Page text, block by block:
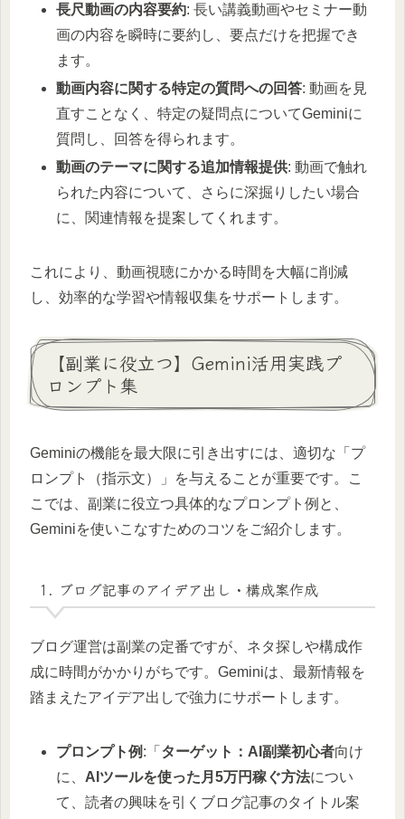
長尺動画の内容要約: 長い講義動画やセミナー動
画の内容を瞬時に要約し、要点だけを把握でき
ます。
動画内容に関する特定の質問への回答: 動画を見
直すことなく、特定の疑問点についてGeminiに
質問し、回答を得られます。
動画のテーマに関する追加情報提供: 動画で触れ
られた内容について、さらに深掘りしたい場合
に、関連情報を提案してくれます。
これにより、動画視聴にかかる時間を大幅に削減
し、効率的な学習や情報収集をサポートします。
【副業に役立つ】Gemini活用実践プ
ロンプト集
Geminiの機能を最大限に引き出すには、適切な「プ
ロンプト（指示文）」を与えることが重要です。こ
こでは、副業に役立つ具体的なプロンプト例と、
Geminiを使いこなすためのコツをご紹介します。
1. ブログ記事のアイデア出し・構成案作成
ブログ運営は副業の定番ですが、ネタ探しや構成作
成に時間がかかりがちです。Geminiは、最新情報を
踏まえたアイデア出しで強力にサポートします。
プロンプト例 :「 ターゲット：AI副業初心者向け
に、 AIツールを使った月5万円稼ぐ方法につい
て、読者の興味を引くブログ記事のタイトル案